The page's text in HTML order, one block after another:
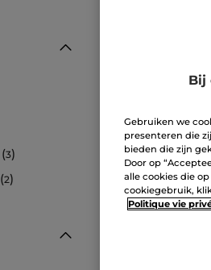
(3)
(2)
Verstevigende
rimpel
Potje 50 ml
Bij
Gebruiken we
presenteren die
bieden die zijn
Door op
alle cookies die
cookiegebruik,
Politique vie